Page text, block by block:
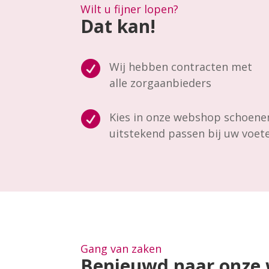
Wilt u fijner lopen?
Dat kan!

Wij hebben contracten met
alle zorgaanbieders

Kies in onze webshop
uitstekend passen bij uw
Gang van zaken